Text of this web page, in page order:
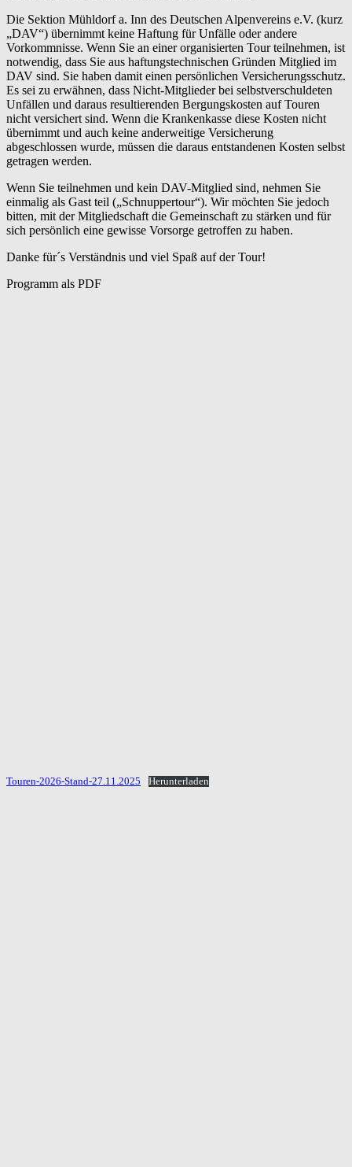
Die Sektion Mühldorf a. Inn des Deutschen Alpenvereins e.V. (kurz
„DAV“) übernimmt keine Haftung für Unfälle oder andere
Vorkommnisse. Wenn Sie an einer organisierten Tour teilnehmen, ist
notwendig, dass Sie aus haftungstechnischen Gründen Mitglied im
DAV sind. Sie haben damit einen persönlichen Versicherungsschutz.
Es sei zu erwähnen, dass Nicht-Mitglieder bei selbstverschuldeten
Unfällen und daraus resultierenden Bergungskosten auf Touren
nicht versichert sind. Wenn die Krankenkasse diese Kosten nicht
übernimmt und auch keine anderweitige Versicherung
abgeschlossen wurde, müssen die daraus entstandenen Kosten selbst
getragen werden.
Wenn Sie teilnehmen und kein DAV-Mitglied sind, nehmen Sie
einmalig als Gast teil („Schnuppertour“). Wir möchten Sie jedoch
bitten, mit der Mitgliedschaft die Gemeinschaft zu stärken und für
sich persönlich eine gewisse Vorsorge getroffen zu haben.
Danke für´s Verständnis und viel Spaß auf der Tour!
Programm als PDF
Touren-2026-Stand-27.11.2025 Herunterladen